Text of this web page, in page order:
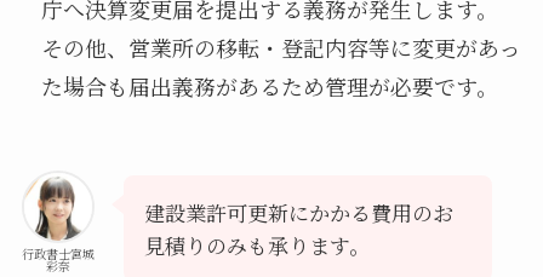
庁へ決算変更届を提出する義務が発生します。
その他、営業所の移転・登記内容等に変更があっ
た場合も届出義務があるため管理が必要です。
行政書士宮城
彩奈
建設業許可更新にかかる費用のお
見積りのみも承ります。